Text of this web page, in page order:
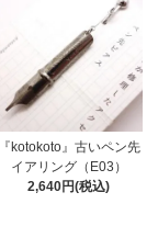
『kotokoto』古いペン先
イアリング（E03）
2,640円(税込)